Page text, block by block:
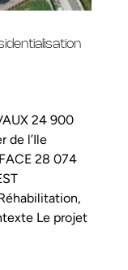
24 900
de l’Ile
28 074
Le projet